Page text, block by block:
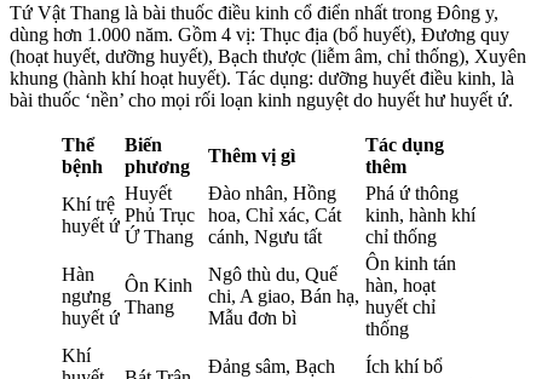
Tứ Vật Thang là bài thuốc điều kinh cổ điển nhất trong Đông y,
dùng hơn 1.000 năm. Gồm 4 vị: Thục địa (bổ huyết), Đương quy
(hoạt huyết, dưỡng huyết), Bạch thược (liễm âm, chỉ thống), Xuyên
khung (hành khí hoạt huyết). Tác dụng: dưỡng huyết điều kinh, là
bài thuốc ‘nền’ cho mọi rối loạn kinh nguyệt do huyết hư huyết ứ.
Thể
bệnh
Biến
phương
Thêm vị gì
Tác dụng
thêm
Khí trệ
huyết ứ
Huyết
Phủ Trục
Ứ Thang
Đào nhân, Hồng
hoa, Chỉ xác, Cát
cánh, Ngưu tất
Phá ứ thông
kinh, hành khí
chỉ thống
Hàn
ngưng
huyết ứ
Ôn Kinh
Thang
Ngô thù du, Quế
chi, A giao, Bán hạ,
Mẫu đơn bì
Ôn kinh tán
hàn, hoạt
huyết chỉ
thống
Khí
Đảng sâm, Bạch
Ích khí bổ